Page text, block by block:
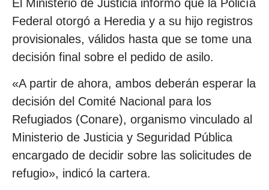
El Ministerio de Justicia informó que la Policía
Federal otorgó a Heredia y a su hijo registros
provisionales, válidos hasta que se tome una
decisión final sobre el pedido de asilo.
«A partir de ahora, ambos deberán esperar la
decisión del Comité Nacional para los
Refugiados (Conare), organismo vinculado al
Ministerio de Justicia y Seguridad Pública
encargado de decidir sobre las solicitudes de
refugio», indicó la cartera.